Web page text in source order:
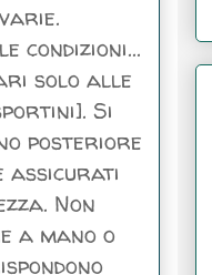
condizioni...
solo alle
Si
posteriore
assicurati
Non
a mano o